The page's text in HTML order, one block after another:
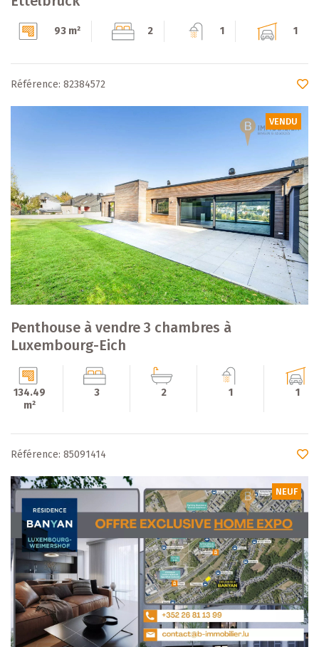
93 m² 2 1 1
Référence: 82384572
VENDU
Penthouse à vendre 3 chambres à
Luxembourg-Eich
134.49
m²
3 2 1 1
Référence: 85091414
NEUF